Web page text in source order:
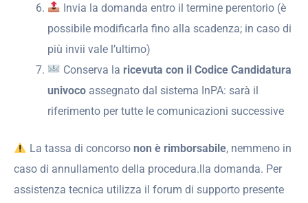
Invia la domanda entro il termine perentorio (è
possibile modificarla fino alla scadenza; in caso di
più invii vale l’ultimo)
Conserva la ricevuta con il Codice Candidatura
univoco assegnato dal sistema InPA: sarà il
riferimento per tutte le comunicazioni successive
La tassa di concorso non è rimborsabile, nemmeno in
caso di annullamento della procedura.lla domanda. Per
assistenza tecnica utilizza il forum di supporto presente